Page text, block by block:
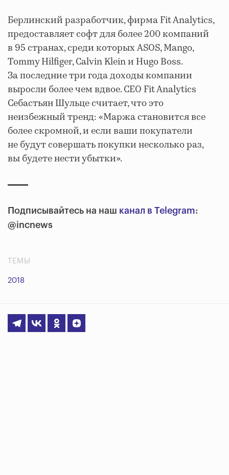
Берлинский разработчик, фирма Fit Analytics,
предоставляет софт для более 200 компаний
в 95 странах, среди которых ASOS, Mango,
Tommy Hilfiger, Calvin Klein и Hugo Boss.
За последние три года доходы компании
выросли более чем вдвое. СЕО Fit Analytics
Себастьян Шульце считает, что это
неизбежный тренд: «Маржа становится все
более скромной, и если ваши покупатели
не будут совершать покупки несколько раз,
вы будете нести убытки».
Подписывайтесь на наш канал в Telegram:
@incnews
ТЕМЫ
2018